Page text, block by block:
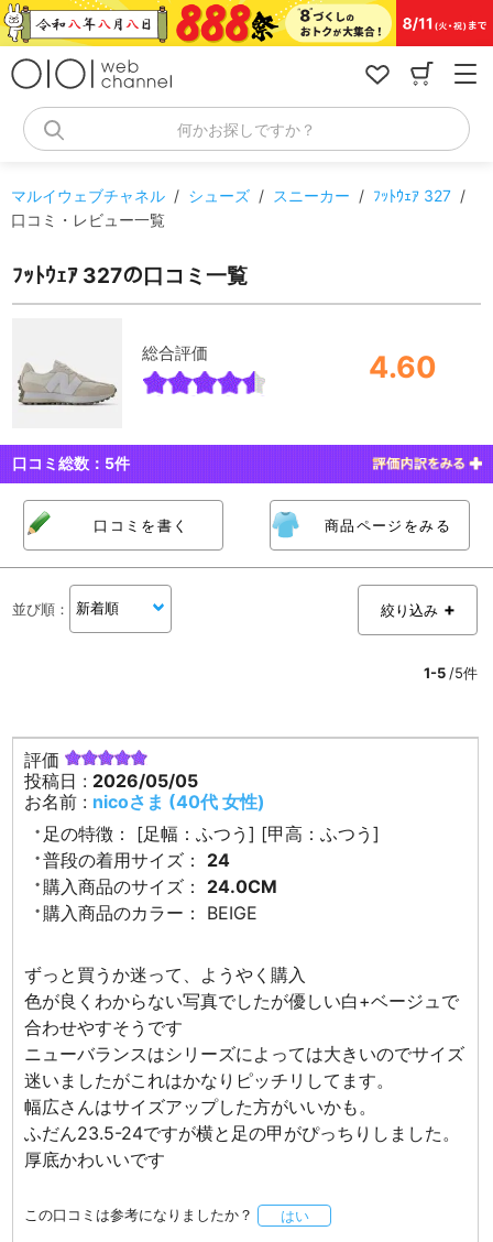
コ
ン
何かお探しですか？
マルイウェブチャネル / シューズ / スニーカー / ﾌｯﾄｳｪｱ 327 /
口コミ・レビュー一覧
ﾌｯﾄｳｪｱ 327の口コミ一覧
総合評価 4.60
口コミ総数： 5件
口コミを書く 商品ページをみる
並び順 ： 絞り込み
1-5 /5件
評価
投稿日 : 2026/05/05
お名前 : nicoさま (40代 女性)
足の特徴：
[足幅：ふつう] [甲高：ふつう]
普段の着用サイズ：
24
購入商品のサイズ：
24.0CM
購入商品のカラー：
BEIGE
ずっと買うか迷って、ようやく購入
色が良くわからない写真でしたが優しい白+ベージュで
合わせやすそうです
ニューバランスはシリーズによっては大きいのでサイズ
迷いましたがこれはかなりピッチリしてます。
幅広さんはサイズアップした方がいいかも。
ふだん23.5-24ですが横と足の甲がぴっちりしました。
厚底かわいいです
この口コミは参考になりましたか？ はい